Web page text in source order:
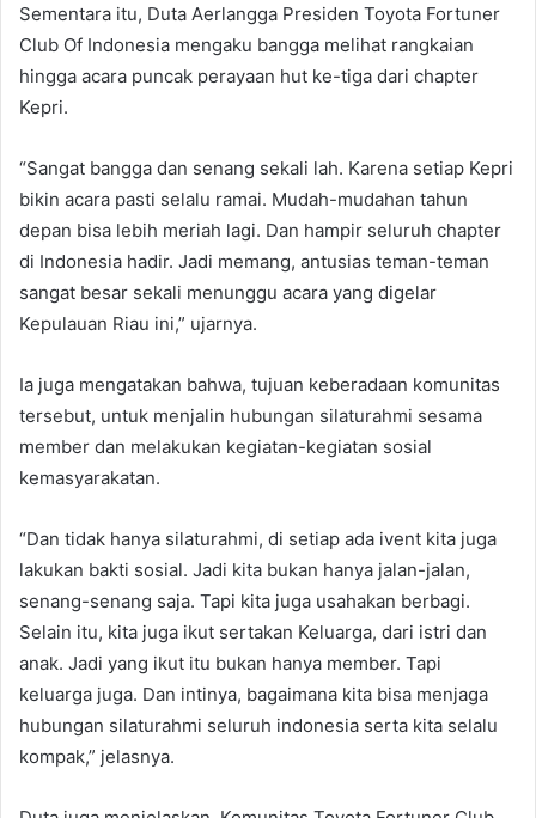
Sementara itu, Duta Aerlangga Presiden Toyota Fortuner
Club Of Indonesia mengaku bangga melihat rangkaian
hingga acara puncak perayaan hut ke-tiga dari chapter
Kepri.
“Sangat bangga dan senang sekali lah. Karena setiap Kepri
bikin acara pasti selalu ramai. Mudah-mudahan tahun
depan bisa lebih meriah lagi. Dan hampir seluruh chapter
di Indonesia hadir. Jadi memang, antusias teman-teman
sangat besar sekali menunggu acara yang digelar
Kepulauan Riau ini,” ujarnya.
Ia juga mengatakan bahwa, tujuan keberadaan komunitas
tersebut, untuk menjalin hubungan silaturahmi sesama
member dan melakukan kegiatan-kegiatan sosial
kemasyarakatan.
“Dan tidak hanya silaturahmi, di setiap ada ivent kita juga
lakukan bakti sosial. Jadi kita bukan hanya jalan-jalan,
senang-senang saja. Tapi kita juga usahakan berbagi.
Selain itu, kita juga ikut sertakan Keluarga, dari istri dan
anak. Jadi yang ikut itu bukan hanya member. Tapi
keluarga juga. Dan intinya, bagaimana kita bisa menjaga
hubungan silaturahmi seluruh indonesia serta kita selalu
kompak,” jelasnya.